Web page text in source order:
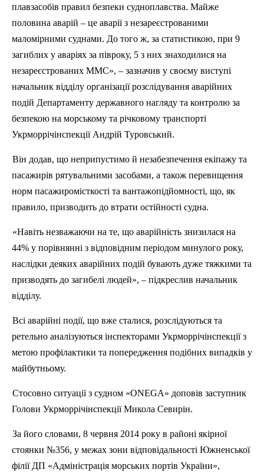
плавзасобів правил безпеки судноплавства. Майже
половина аварій – це аварії з незареєстрованими
маломірними суднами. До того ж, за статистикою, при 9
загиблих у аваріях за півроку, 5 з них знаходилися на
незареєстрованих ММС», – зазначив у своєму виступі
начальник відділу організації розслідування аварійних
подій Департаменту державного нагляду та контролю за
безпекою на морському та річковому транспорті
УкрморрічінспекціїАндрій Туровський.
Він додав, що неприпустимо й незабезпечення екіпажу та
пасажирів рятувальними засобами, а також перевищення
норм пасажиромісткості та вантажопідйомності, що, як
правило, призводить до втрати остійності судна.
«Навіть незважаючи на те, що аварійність знизилася на
44% у порівнянні з відповідним періодом минулого року,
наслідки деяких аварійних подій бувають дуже тяжкими та
призводять до загибелі людей», – підкреслив начальник
відділу.
Всі аварійні події, що вже сталися, розслідуються та
ретельно аналізуються інспекторами Укрморрічінспекціїз
метою профілактики та попередження подібних випадків у
майбутньому.
Стосовно ситуації з судном «ONEGA» доповів заступник
Голови УкрморрічінспекціїМикола Севирін.
За його словами, 8 червня 2014 року в районі якірної
стоянки №356, у межах зони відповідальності Южненської
філії ДП «Адміністрація морських портів України»,